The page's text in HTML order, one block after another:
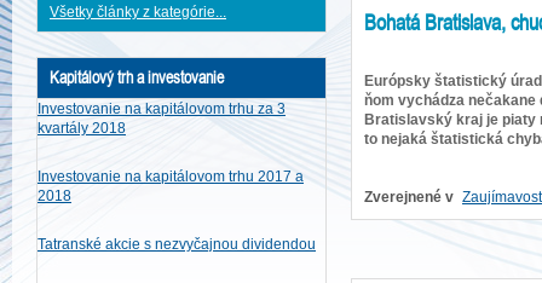
Všetky články z kategórie...
Kapitálový trh a investovanie
Investovanie na kapitálovom trhu za 3
kvartály 2018
Investovanie na kapitálovom trhu 2017 a
2018
Tatranské akcie s nezvyčajnou dividendou
Bohatá Bratislava,
Európsky štatistický
ňom vychádza nečakane
Bratislavský kraj je piaty
to nejaká štatistická
Zverejnené v